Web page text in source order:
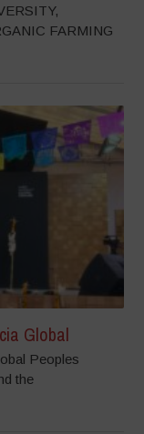
FARMING
Global
Peoples
the